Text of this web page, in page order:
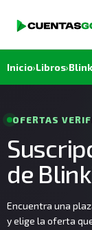
Inicio›Libros›
OFERTAS
de
Encuentra una
y elige la oferta